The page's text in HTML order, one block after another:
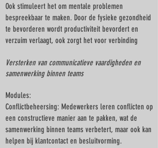
Ook stimuleert het om mentale problemen
bespreekbaar te maken. Door de fysieke gezondheid
te bevorderen wordt productiviteit bevordert en
verzuim verlaagt, ook zorgt het voor verbinding
Versterken van communicatieve vaardigheden en
samenwerking binnen teams
Modules:
Conflictbeheersing: Medewerkers leren conflicten op
een constructieve manier aan te pakken, wat de
samenwerking binnen teams verbetert, maar ook kan
helpen bij klantcontact en besluitvorming.